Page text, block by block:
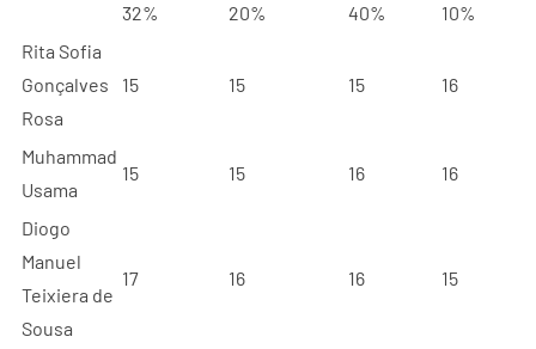
32% 20% 40%
10%
Rita Sofia
Gonçalves
Rosa
15 15 15 16
Muhammad
Usama
15 15 16 16
Diogo
Manuel
Teixiera de
Sousa
17 16 16 15